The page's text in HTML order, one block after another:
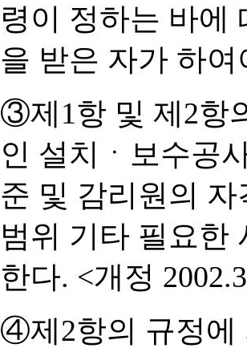
령이 정하는 바에
을 받은 자가 하여
③제1항 및 제2항
인 설치ㆍ보수공
준 및 감리원의
범위 기타 필요한
한다. <개정
④제2항의 규정에